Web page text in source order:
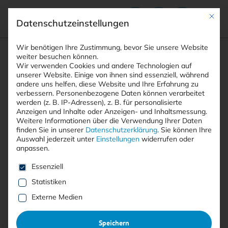
Suchfeld
Suchen
Breadcrumb-Navigation
STARTSEITE MALWARE
Alle Beiträge mit dem
Schlagwort “Malware”
Mit
Datenschutzeinstellungen
Wir benötigen Ihre Zustimmung, bevor Sie unsere Website
weiter besuchen können.
Wir verwenden Cookies und andere Technologien auf
unserer Website. Einige von ihnen sind essenziell, während
andere uns helfen, diese Website und Ihre Erfahrung zu
verbessern. Personenbezogene Daten können verarbeitet
werden (z. B. IP-Adressen), z. B. für personalisierte
Anzeigen und Inhalte oder Anzeigen- und Inhaltsmessung.
Weitere Informationen über die Verwendung Ihrer Daten
finden Sie in unserer Datenschutzerklärung. Sie können Ihre
Auswahl jederzeit unter Einstellungen widerrufen oder
anpassen.
Es folgt eine Liste der Service-Gruppen, für die eine
Essenziell
Statistiken
Externe Medien
Speichern